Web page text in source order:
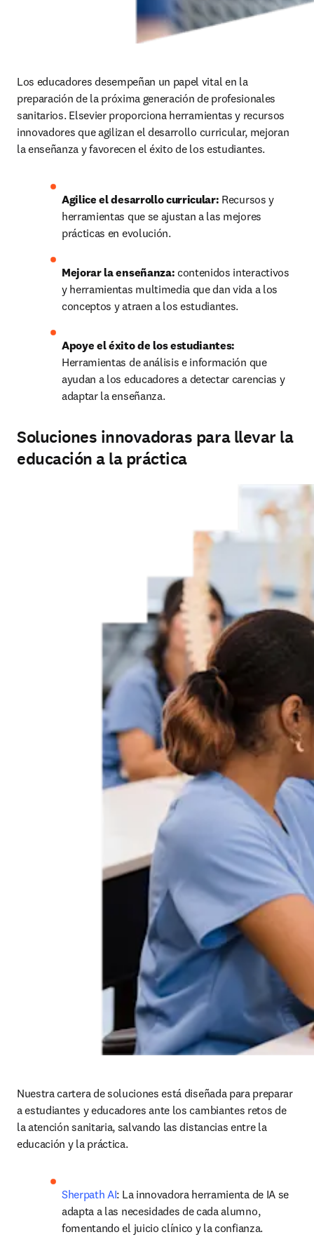
Los educadores desempeñan un papel vital en la
preparación de la próxima generación de profesionales
sanitarios. Elsevier proporciona herramientas y recursos
innovadores que agilizan el desarrollo curricular, mejoran
la enseñanza y favorecen el éxito de los estudiantes.
Agilice el desarrollo curricular: Recursos y
herramientas que se ajustan a las mejores
prácticas en evolución.
Mejorar la enseñanza: contenidos interactivos
y herramientas multimedia que dan vida a los
conceptos y atraen a los estudiantes.
Apoye el éxito de los estudiantes:
Herramientas de análisis e información que
ayudan a los educadores a detectar carencias y
adaptar la enseñanza.
Soluciones innovadoras para llevar la
educación a la práctica
Nuestra cartera de soluciones está diseñada para preparar
a estudiantes y educadores ante los cambiantes retos de
la atención sanitaria, salvando las distancias entre la
educación y la práctica.
Sherpath AI: La innovadora herramienta de IA se
adapta a las necesidades de cada alumno,
fomentando el juicio clínico y la confianza.